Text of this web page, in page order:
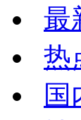
最
热
国